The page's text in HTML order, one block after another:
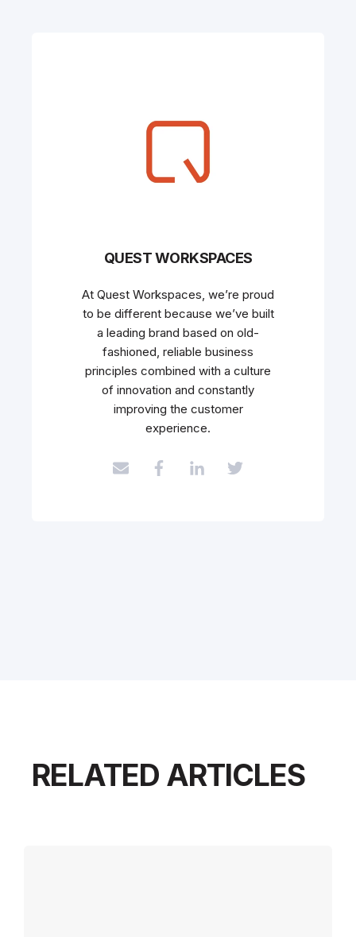
QUEST WORKSPACES
At Quest Workspaces, we’re proud
to be different because we’ve built
a leading brand based on old-
fashioned, reliable business
principles combined with a culture
of innovation and constantly
improving the customer
experience.
RELATED ARTICLES